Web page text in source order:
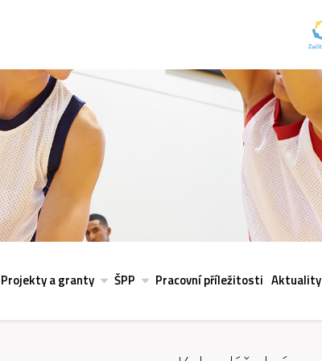
Projekty a granty ŠPP Pracovní příležitosti Aktuality